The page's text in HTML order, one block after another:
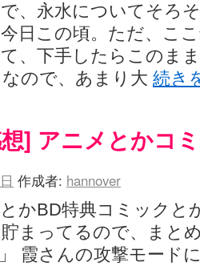
、永水についてそろ
日この頃。ただ、こ
、下手したらこのま
ので、あまり大 続き
] アニメとかコ
作成者: hannover
かBD特典コミックと
まってるので、まと
霞さんの攻撃モード